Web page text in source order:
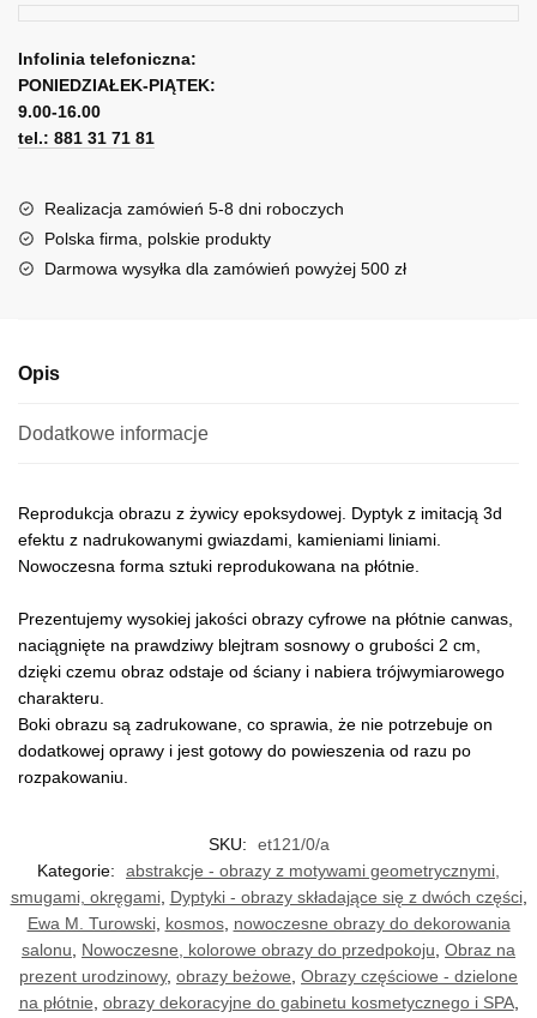
częściowy
z
abstrakcja
w
Infolinia telefoniczna:
PONIEDZIAŁEK-PIĄTEK:
9.00-16.00
tel.: 881 31 71 81
Realizacja zamówień 5-8 dni roboczych
Polska firma, polskie produkty
Darmowa wysyłka dla zamówień powyżej 500 zł
Opis
Dodatkowe informacje
Reprodukcja obrazu z żywicy epoksydowej. Dyptyk z imitacją 3d
efektu z nadrukowanymi gwiazdami, kamieniami liniami.
Nowoczesna forma sztuki reprodukowana na płótnie.
Prezentujemy wysokiej jakości obrazy cyfrowe na płótnie canwas,
naciągnięte na prawdziwy blejtram sosnowy o grubości 2 cm,
dzięki czemu obraz odstaje od ściany i nabiera trójwymiarowego
charakteru.
Boki obrazu są zadrukowane, co sprawia, że nie potrzebuje on
dodatkowej oprawy i jest gotowy do powieszenia od razu po
rozpakowaniu.
SKU:
et121/0/a
Kategorie:
abstrakcje - obrazy z motywami geometrycznymi,
smugami, okręgami, Dyptyki - obrazy składające się z dwóch części,
Ewa M. Turowski, kosmos, nowoczesne obrazy do dekorowania
salonu
Nowoczesne, kolorowe obrazy do przedpokoju Obraz na
prezent urodzinowy, obrazy beżowe Obrazy częściowe - dzielone
na płótnie obrazy dekoracyjne do gabinetu kosmetycznego i SPA,